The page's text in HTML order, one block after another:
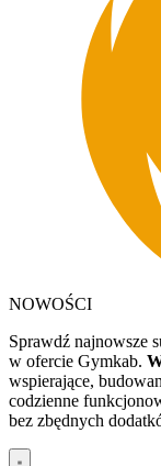
NOWOŚCI
Sprawdź najnowsze
w ofercie Gymkab.
wspierające,
codzienne
bez zbędnych